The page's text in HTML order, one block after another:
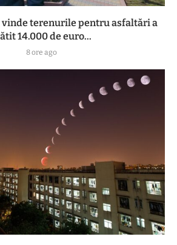
terenurile pentru asfaltări a
14.000 de euro...
8 ore ago